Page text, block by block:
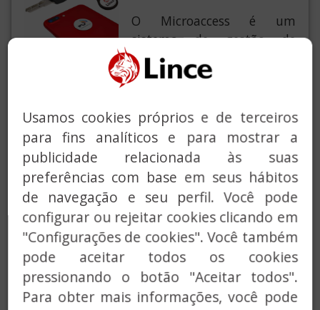
O Microaccess é um
sistema de gestão de
acessos e portões
comunitários baseado na
melhora a segurança e a
comodidade do acesso aos
edifícios.
É muito fácil de instalar e
as suas chaves têm um
sistema anti-cópia para
máxima segurança.
A sua instalação é feita em
poucos minutos,
integrando-se no sistema
Usamos cookies próprios e de terceiros
para fins analíticos e para mostrar a
publicidade relacionada às suas
preferências com base em seus hábitos
de navegação e seu perfil. Você pode
configurar ou rejeitar cookies clicando em
"Configurações de cookies". Você também
pode aceitar todos os cookies
pressionando o botão "Aceitar todos".
Para obter mais informações, você pode